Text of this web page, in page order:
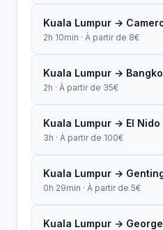
Kuala Lumpur →
2h 10min · À partir de 8€
Kuala Lumpur →
2h · À partir de 35€
Kuala Lumpur → El Nido
3h · À partir de 100€
Kuala Lumpur →
0h 29min · À partir de 5€
Kuala Lumpur →